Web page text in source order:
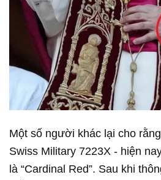
Một số người khác lại cho
Swiss Military 7223X - hiện
là “Cardinal Red”. Sau khi